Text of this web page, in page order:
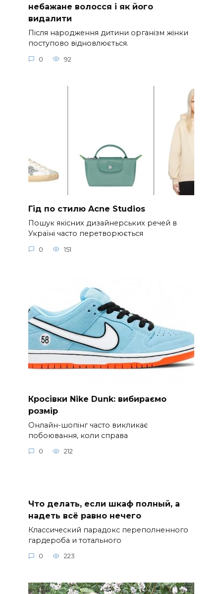
небажане волосся і як його
видалити
Після народження дитини організм жінки
поступово відновлюється.
0 92
Гід по стилю Acne Studios
Пошук якісних дизайнерських речей в
Україні часто перетворюється
0 151
Кросівки Nike Dunk: вибираємо
розмір
Онлайн-шопінг часто викликає
побоювання, коли справа
0 212
Что делать, если шкаф полный, а
надеть всё равно нечего
Классический парадокс переполненного
гардероба и тотального
0 223